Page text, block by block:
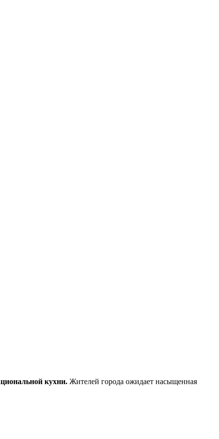
кухни. Жителей города ожидает насыщенная